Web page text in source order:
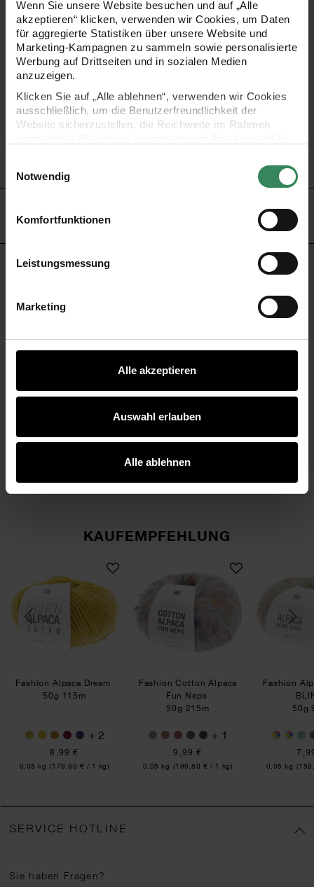
Wenn Sie unsere Website besuchen und auf „Alle
akzeptieren“ klicken, verwenden wir Cookies, um Daten
für aggregierte Statistiken über unsere Website und
Marketing-Kampagnen zu sammeln sowie personalisierte
Werbung auf Drittseiten und in sozialen Medien
anzuzeigen.
Klicken Sie auf „Alle ablehnen“, verwenden wir Cookies
ausschließlich, um die Benutzerfreundlichkeit der
Website sicherzustellen, die Reichweite im Rahmen
Ihre Einwilligung ist freiwillig und kann jederzeit über den
Link „Cookie-Einstellungen“ im Fußbereich der Seite
verwendeten Technologien und den Empfängern der
Daten finden Sie in unserer Datenschutzerklärung.
Notwendig
Komfortfunktionen
Leistungsmessung
Marketing
Alle akzeptieren
Auswahl erlauben
Alle ablehnen
10% Polyamid
Lauflänge: 105 m/25 g
Nadelstärke: 4.0
Maschenprobe: 22 Maschen und 28 Reihen = 10 x 10 cm
verschiedene Farben zur Auswahl
HERSTELLER
Pullover aus Fashion
KAUFEMPFEHLUNG
Fashion Alpaca Dream
Fashion Alpaca Dream
50g 115m
+ 2
8,99 €
Inhalt:
0,05 kg (179,80 € / 1 kg)
Fashion Cotton Alpaca
Fashion Cotton Alpaca
Fun Neps
50g 215m
+ 1
9,99 €
Inhalt:
0,05 kg (199,80 € / 1 kg)
Fashion
50g
Inhalt:
0,05 kg
SERVICE HOTLINE
Sie haben Fragen?